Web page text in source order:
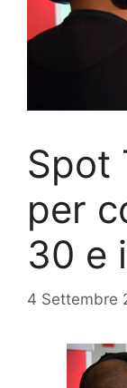
Spot
per
30 e
4 Settembre